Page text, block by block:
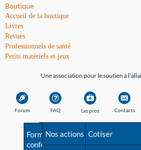
Boutique
Accueil de la boutique
Livres
Revues
Professionnels de santé
Petits matériels et jeux
Une association pour le soutien à
Forum FAQ
Avant la naissance
Les pros
Formations et
conférences
Contacts
Besoin d'aide?
Nos actions Cotiser